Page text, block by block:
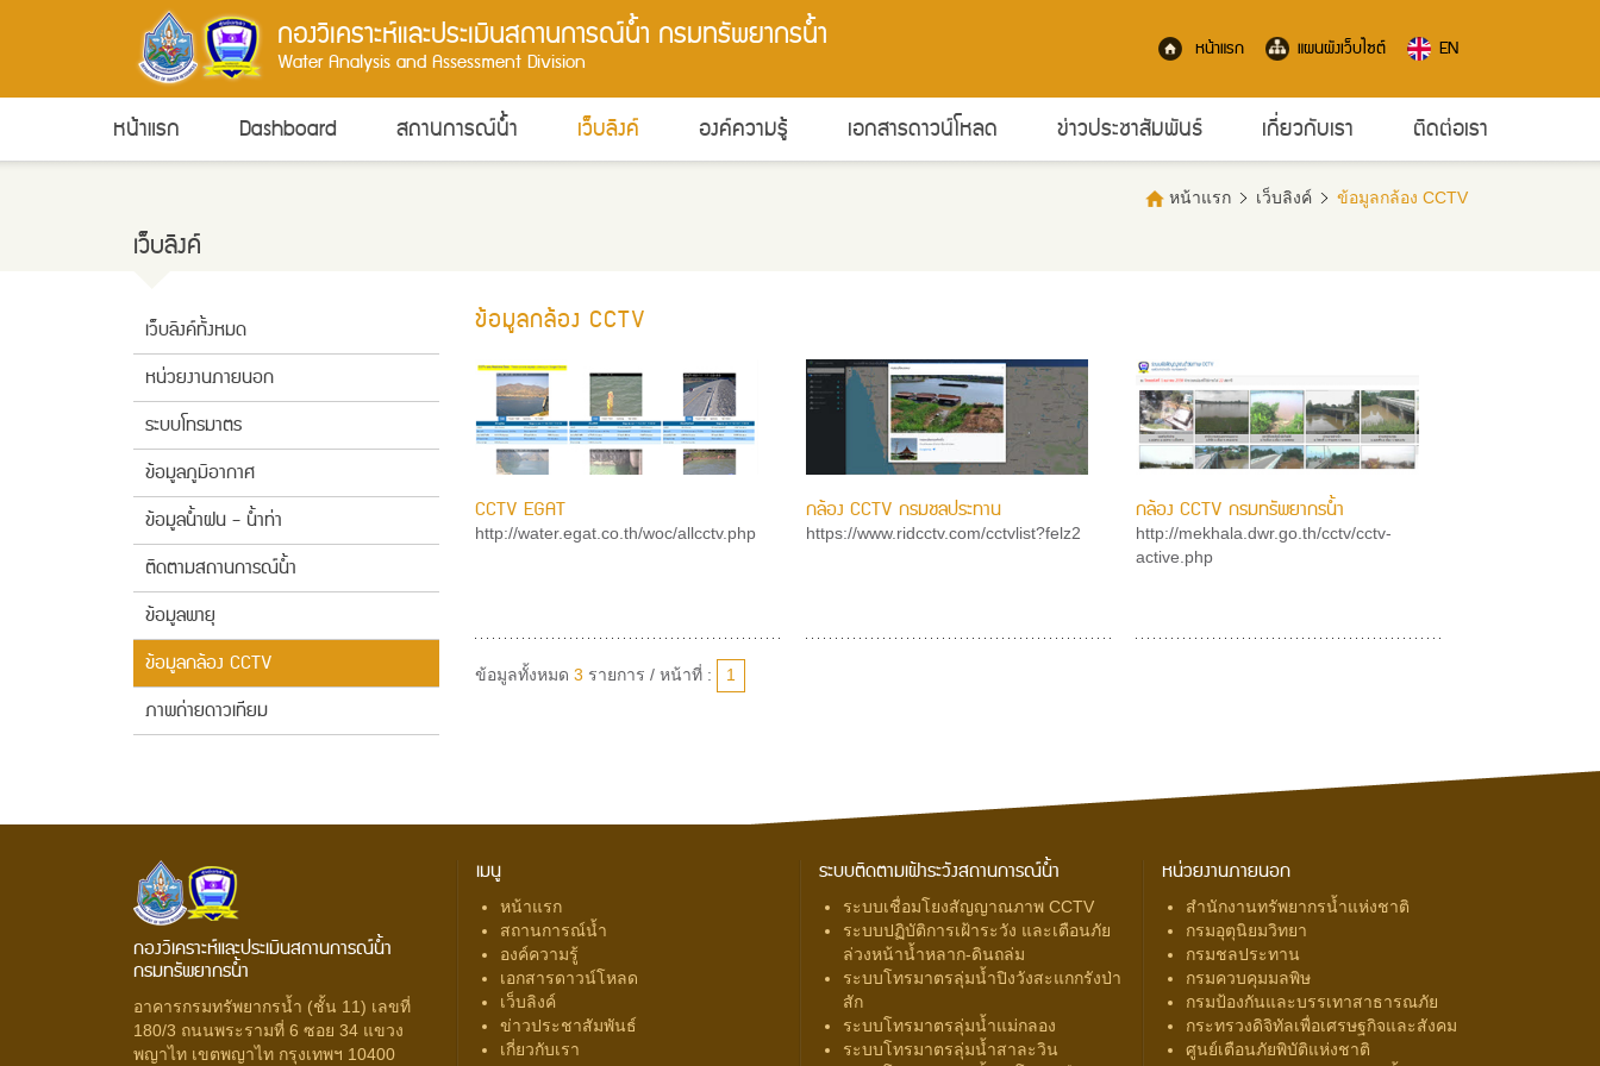
กองวิเคราะห์และประเมินสถานการณ์น้ำ กรมทรัพยากรน้ำ
Water Analysis and Assessment Division หน้าแรก แผนผังเว็บไซต์ EN
หน้าแรก Dashboard สถานการณ์น้ำ เว็บลิงค์ องค์ความรู้ เอกสารดาวน์โหลด ข่าวประชาสัมพันธ์ เกี่ยวกับเรา ติดต่อเรา
หน้าแรก เว็บลิงค์ ข้อมูลกล้อง CCTV
เว็บลิงค์
เว็บลิงค์ทั้งหมด
หน่วยงานภายนอก
ระบบโทรมาตร
ข้อมูลภูมิอากาศ
ข้อมูลน้ำฝน - น้ำท่า
ติดตามสถานการณ์น้ำ
ข้อมูลพายุ
ข้อมูลกล้อง CCTV
ภาพถ่ายดาวเทียม
ข้อมูลกล้อง CCTV
CCTV EGAT
http://water.egat.co.th/woc/allcctv.php
กล้อง CCTV กรมชลประทาน
https://www.ridcctv.com/cctvlist?felz2
กล้อง CCTV กรมทรัพยากรน้ำ
http://mekhala.dwr.go.th/cctv/cctv-
active.php
ข้อมูลทั้งหมด3 รายการ / หน้าที่ : 1
กองวิเคราะห์และประเมินสถานการณ์น้ำ
กรมทรัพยากรน้ำ
อาคารกรมทรัพยากรน้ำ (ชั้น 11) เลขที่
180/3 ถนนพระรามที่ 6 ซอย 34 แขวง
พญาไท เขตพญาไท กรุงเทพฯ 10400
เมนู
หน้าแรก
สถานการณ์น้ำ
องค์ความรู้
เอกสารดาวน์โหลด
เว็บลิงค์
ข่าวประชาสัมพันธ์
เกี่ยวกับเรา
ระบบติดตามเฝ้าระวังสถานการณ์น้ำ
ระบบเชื่อมโยงสัญญาณภาพ CCTV
ระบบปฏิบัติการเฝ้าระวัง และเตือนภัย
ล่วงหน้าน้ำหลาก-ดินถล่ม
ระบบโทรมาตรลุ่มน้ำปิงวังสะแกกรังป่า
สัก
ระบบโทรมาตรลุ่มน้ำแม่กลอง
ระบบโทรมาตรลุ่มน้ำสาละวิน
หน่วยงานภายนอก
สำนักงานทรัพยากรน้ำแห่งชาติ
กรมอุตุนิยมวิทยา
กรมชลประทาน
กรมควบคุมมลพิษ
กรมป้องกันและบรรเทาสาธารณภัย
กระทรวงดิจิทัลเพื่อเศรษฐกิจและสังคม
ศูนย์เตือนภัยพิบัติแห่งชาติ